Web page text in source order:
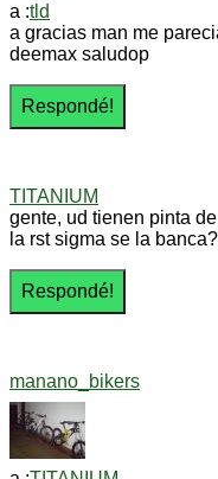
a :tld
a gracias man me
deemax saludop
TITANIUM
gente, ud tienen pinta
la rst sigma se la banca?
manano_bikers